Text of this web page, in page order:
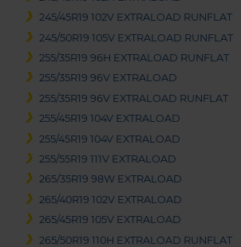
245/45R19 102V EXTRALOAD RUNFLAT
245/50R19 105V EXTRALOAD RUNFLAT
255/35R19 96H EXTRALOAD RUNFLAT
255/35R19 96V EXTRALOAD
255/35R19 96V EXTRALOAD RUNFLAT
255/45R19 104V EXTRALOAD
255/45R19 104V EXTRALOAD
255/55R19 111V EXTRALOAD
265/35R19 98W EXTRALOAD
265/40R19 102V EXTRALOAD
265/45R19 105V EXTRALOAD
265/50R19 110H EXTRALOAD RUNFLAT